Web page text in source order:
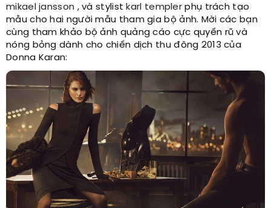
mikael jansson , và stylist karl templer phụ trách tạo
mẫu cho hai người mẫu tham gia bộ ảnh. Mời các bạn
cùng tham khảo bộ ảnh quảng cáo cực quyến rũ và
nóng bỏng dành cho chiến dịch thu đông 2013 của
Donna Karan: